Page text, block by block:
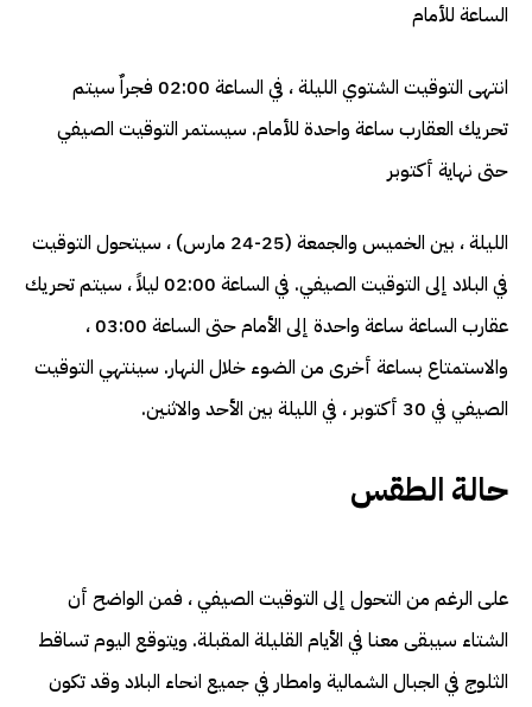
الساعة للأمام
انتهى التوقيت الشتوي الليلة ، في الساعة 02:00 فجراٌ سيتم
تحريك العقارب ساعة واحدة للأمام. سيستمر التوقيت الصيفي
حتى نهاية أكتوبر
الليلة ، بين الخميس والجمعة (25-24 مارس) ، سيتحول التوقيت
في البلاد إلى التوقيت الصيفي. في الساعة 02:00 ليلاً ، سيتم تحريك
عقارب الساعة ساعة واحدة إلى الأمام حتى الساعة 03:00 ،
والاستمتاع بساعة أخرى من الضوء خلال النهار. سينتهي التوقيت
الصيفي في 30 أكتوبر ، في الليلة بين الأحد والاثنين.
حالة الطقس
على الرغم من التحول إلى التوقيت الصيفي ، فمن الواضح أن
الشتاء سيبقى معنا في الأيام القليلة المقبلة. ويتوقع اليوم تساقط
الثلوج في الجبال الشمالية وامطار في جميع انحاء البلاد وقد تكون